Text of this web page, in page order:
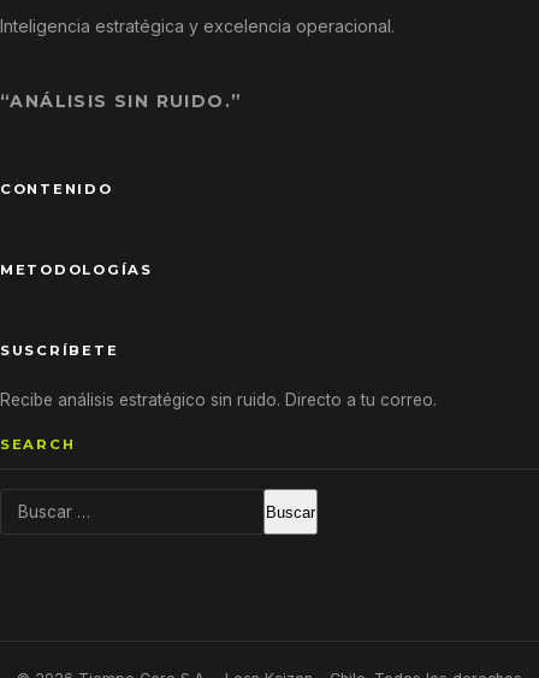
Inteligencia estratégica y excelencia operacional.
“ANÁLISIS SIN RUIDO.”
CONTENIDO
METODOLOGÍAS
SUSCRÍBETE
Recibe análisis estratégico sin ruido. Directo a tu correo.
SEARCH
Buscar: